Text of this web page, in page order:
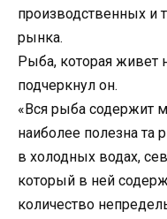
производственных и
рынка.
Рыба, которая живет
подчеркнул он.
«Вся рыба содержит
наиболее полезна та
в холодных водах,
который в ней
количество